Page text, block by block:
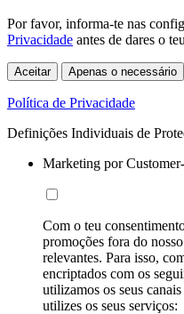
Por favor, informa-te nas
Privacidade antes de dares o
Aceitar Apenas o necessário
Política de Privacidade
Definições Individuais de
Marketing por
Com o teu
promoções fora do
relevantes. Para isso,
encriptados com os
utilizamos os seus
utilizes os seus serviços: